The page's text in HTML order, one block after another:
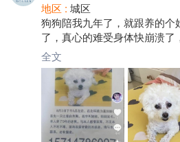
地区 : 城区
狗狗陪我九年了，就跟养的
了，真心的难受身体快崩溃
把狗狗还回来吧！必进九年老
了。求求把狗狗还回来吧！
全文